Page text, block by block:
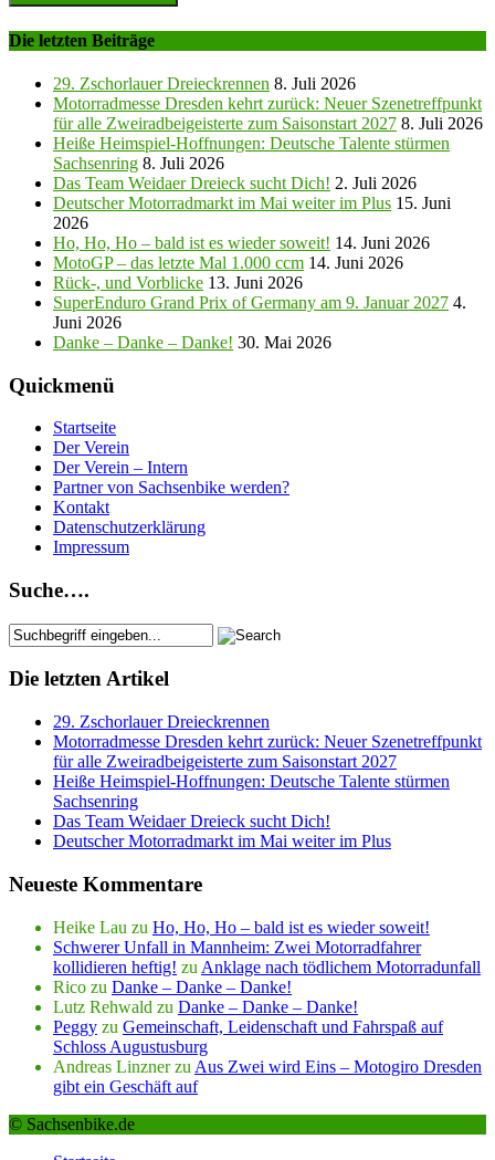
Die letzten Beiträge
29. Zschorlauer Dreieckrennen 8. Juli 2026
Motorradmesse Dresden kehrt zurück: Neuer Szenetreffpunkt
für alle Zweiradbeigeisterte zum Saisonstart 2027 8. Juli 2026
Heiße Heimspiel-Hoffnungen: Deutsche Talente stürmen
Sachsenring 8. Juli 2026
Das Team Weidaer Dreieck sucht Dich! 2. Juli 2026
Deutscher Motorradmarkt im Mai weiter im Plus 15. Juni
2026
Ho, Ho, Ho – bald ist es wieder soweit! 14. Juni 2026
MotoGP – das letzte Mal 1.000 ccm 14. Juni 2026
Rück-, und Vorblicke 13. Juni 2026
SuperEnduro Grand Prix of Germany am 9. Januar 2027 4.
Juni 2026
Danke – Danke – Danke! 30. Mai 2026
Quickmenü
Startseite
Der Verein
Der Verein – Intern
Partner von Sachsenbike werden?
Kontakt
Datenschutzerklärung
Impressum
Suche….
Die letzten Artikel
29. Zschorlauer Dreieckrennen
Motorradmesse Dresden kehrt zurück: Neuer Szenetreffpunkt
für alle Zweiradbeigeisterte zum Saisonstart 2027
Heiße Heimspiel-Hoffnungen: Deutsche Talente stürmen
Sachsenring
Das Team Weidaer Dreieck sucht Dich!
Deutscher Motorradmarkt im Mai weiter im Plus
Neueste Kommentare
Heike Lau zu Ho, Ho, Ho – bald ist es wieder soweit!
Schwerer Unfall in Mannheim: Zwei Motorradfahrer
kollidieren heftig! zu Anklage nach tödlichem Motorradunfall
Rico zu Danke – Danke – Danke!
Lutz Rehwald zu Danke – Danke – Danke!
Peggy zu Gemeinschaft, Leidenschaft und Fahrspaß auf
Schloss Augustusburg
Andreas Linznerzu Aus Zwei wird Eins – Motogiro Dresden
gibt ein Geschäft auf
© Sachsenbike.de